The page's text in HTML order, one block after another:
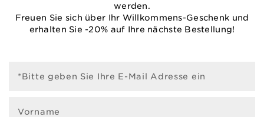
werden.
Freuen Sie sich über Ihr Willkommens-Geschenk und
erhalten Sie -20% auf Ihre nächste Bestellung!
*Bitte geben Sie Ihre E-Mail Adresse ein
Vorname